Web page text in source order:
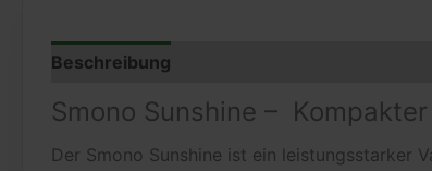
Beschreibung
Smono Sunshine –
Der Smono Sunshine ist ein leistungsstarker